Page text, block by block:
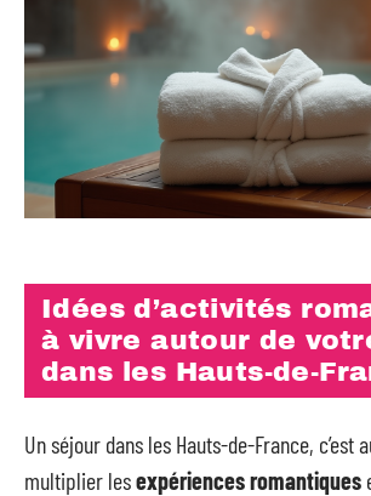
Idées d’activités
à vivre autour de
dans les Hauts-de-
Un séjour dans les Hauts-de-France, c’est
multiplier lesexpériences romantiques